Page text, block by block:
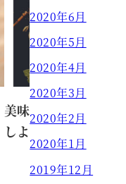
美味しいものを食べ
しよう！【原田】
原田 真奈美
2020年6月
2020年5月
2020年4月
2020年3月
2020年2月
2020年1月
2019年12月